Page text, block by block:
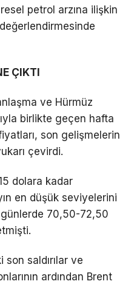
petrol arzına ilişkin
ÇIKTI
ve Hürmüz
birlikte geçen hafta
son gelişmelerin
çevirdi.
dolara kadar
en düşük seviyelerini
70,50-72,50
son saldırılar ve
ardından Brent